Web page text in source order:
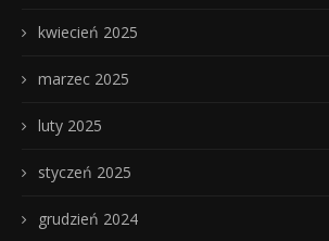
kwiecień 2025
marzec 2025
luty 2025
styczeń 2025
grudzień 2024